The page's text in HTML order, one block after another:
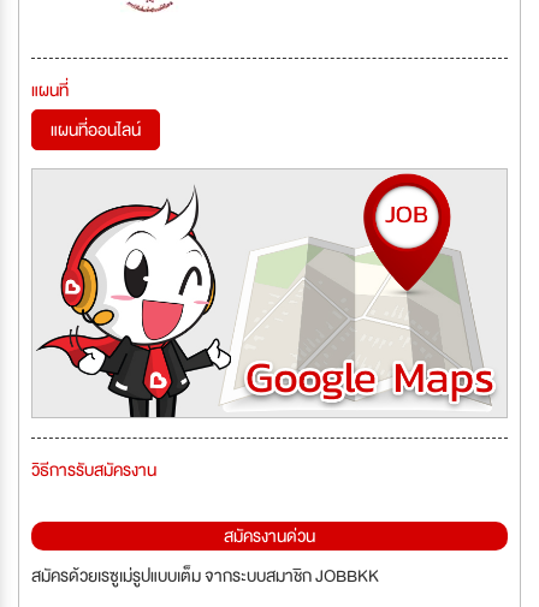
แผนที่
แผนที่ออนไลน์
วิธีการรับสมัครงาน
สมัครงานด่วน
สมัครด้วยเรซูเม่รูปแบบเต็ม จากระบบสมาชิก JOBBKK